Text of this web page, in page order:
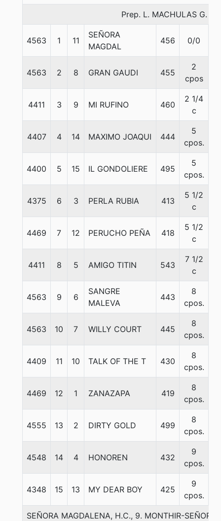
Prep. L. MACHULAS G.
4563 1 11
SEÑORA
MAGDAL
456 0/0
4563 2 8 GRAN GAUDI 455
2
cpos
4411 3 9 MI RUFINO 460
2 1/4
c
4407 4 14 MAXIMO JOAQUI 444
5
cpos.
4400 5 15 IL GONDOLIERE 495
5
cpos.
4375 6 3 PERLA RUBIA 413
5 1/2
c
4469 7 12 PERUCHO PEÑA 418
5 1/2
c
4411 8 5 AMIGO TITIN 543
7 1/2
c
4563 9 6
SANGRE
MALEVA
443
8
cpos.
4563 10 7 WILLY COURT 445
8
cpos.
4409 11 10 TALK OF THE T 430
8
cpos.
4469 12 1 ZANAZAPA 419
8
cpos.
4555 13 2 DIRTY GOLD 499
8
cpos.
4548 14 4 HONOREN 432
9
cpos.
4348 15 13 MY DEAR BOY 425
9
cpos.
SEÑORA MAGDALENA, H.C., 9. MONTHIR-SEÑORA